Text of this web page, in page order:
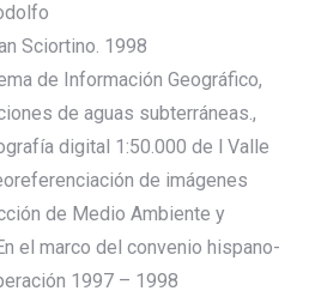
Sciortino. 1998
de Información Geográfico,
de aguas subterráneas.,
digital 1:50.000 de l Valle
de imágenes
de Medio Ambiente y
el marco del convenio hispano-
1997 – 1998